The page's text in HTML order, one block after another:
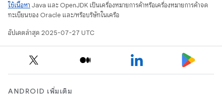
ใช้เนื้อหา Java และ OpenJDK เป็นเครื่องหมายการค้าหรือเครื่องหมายการค้าจด
ทะเบียนของ Oracle และ/หรือบริษัทในเครือ
อัปเดตล่าสุด 2025-07-27 UTC
ANDROID เพิ่มเติม